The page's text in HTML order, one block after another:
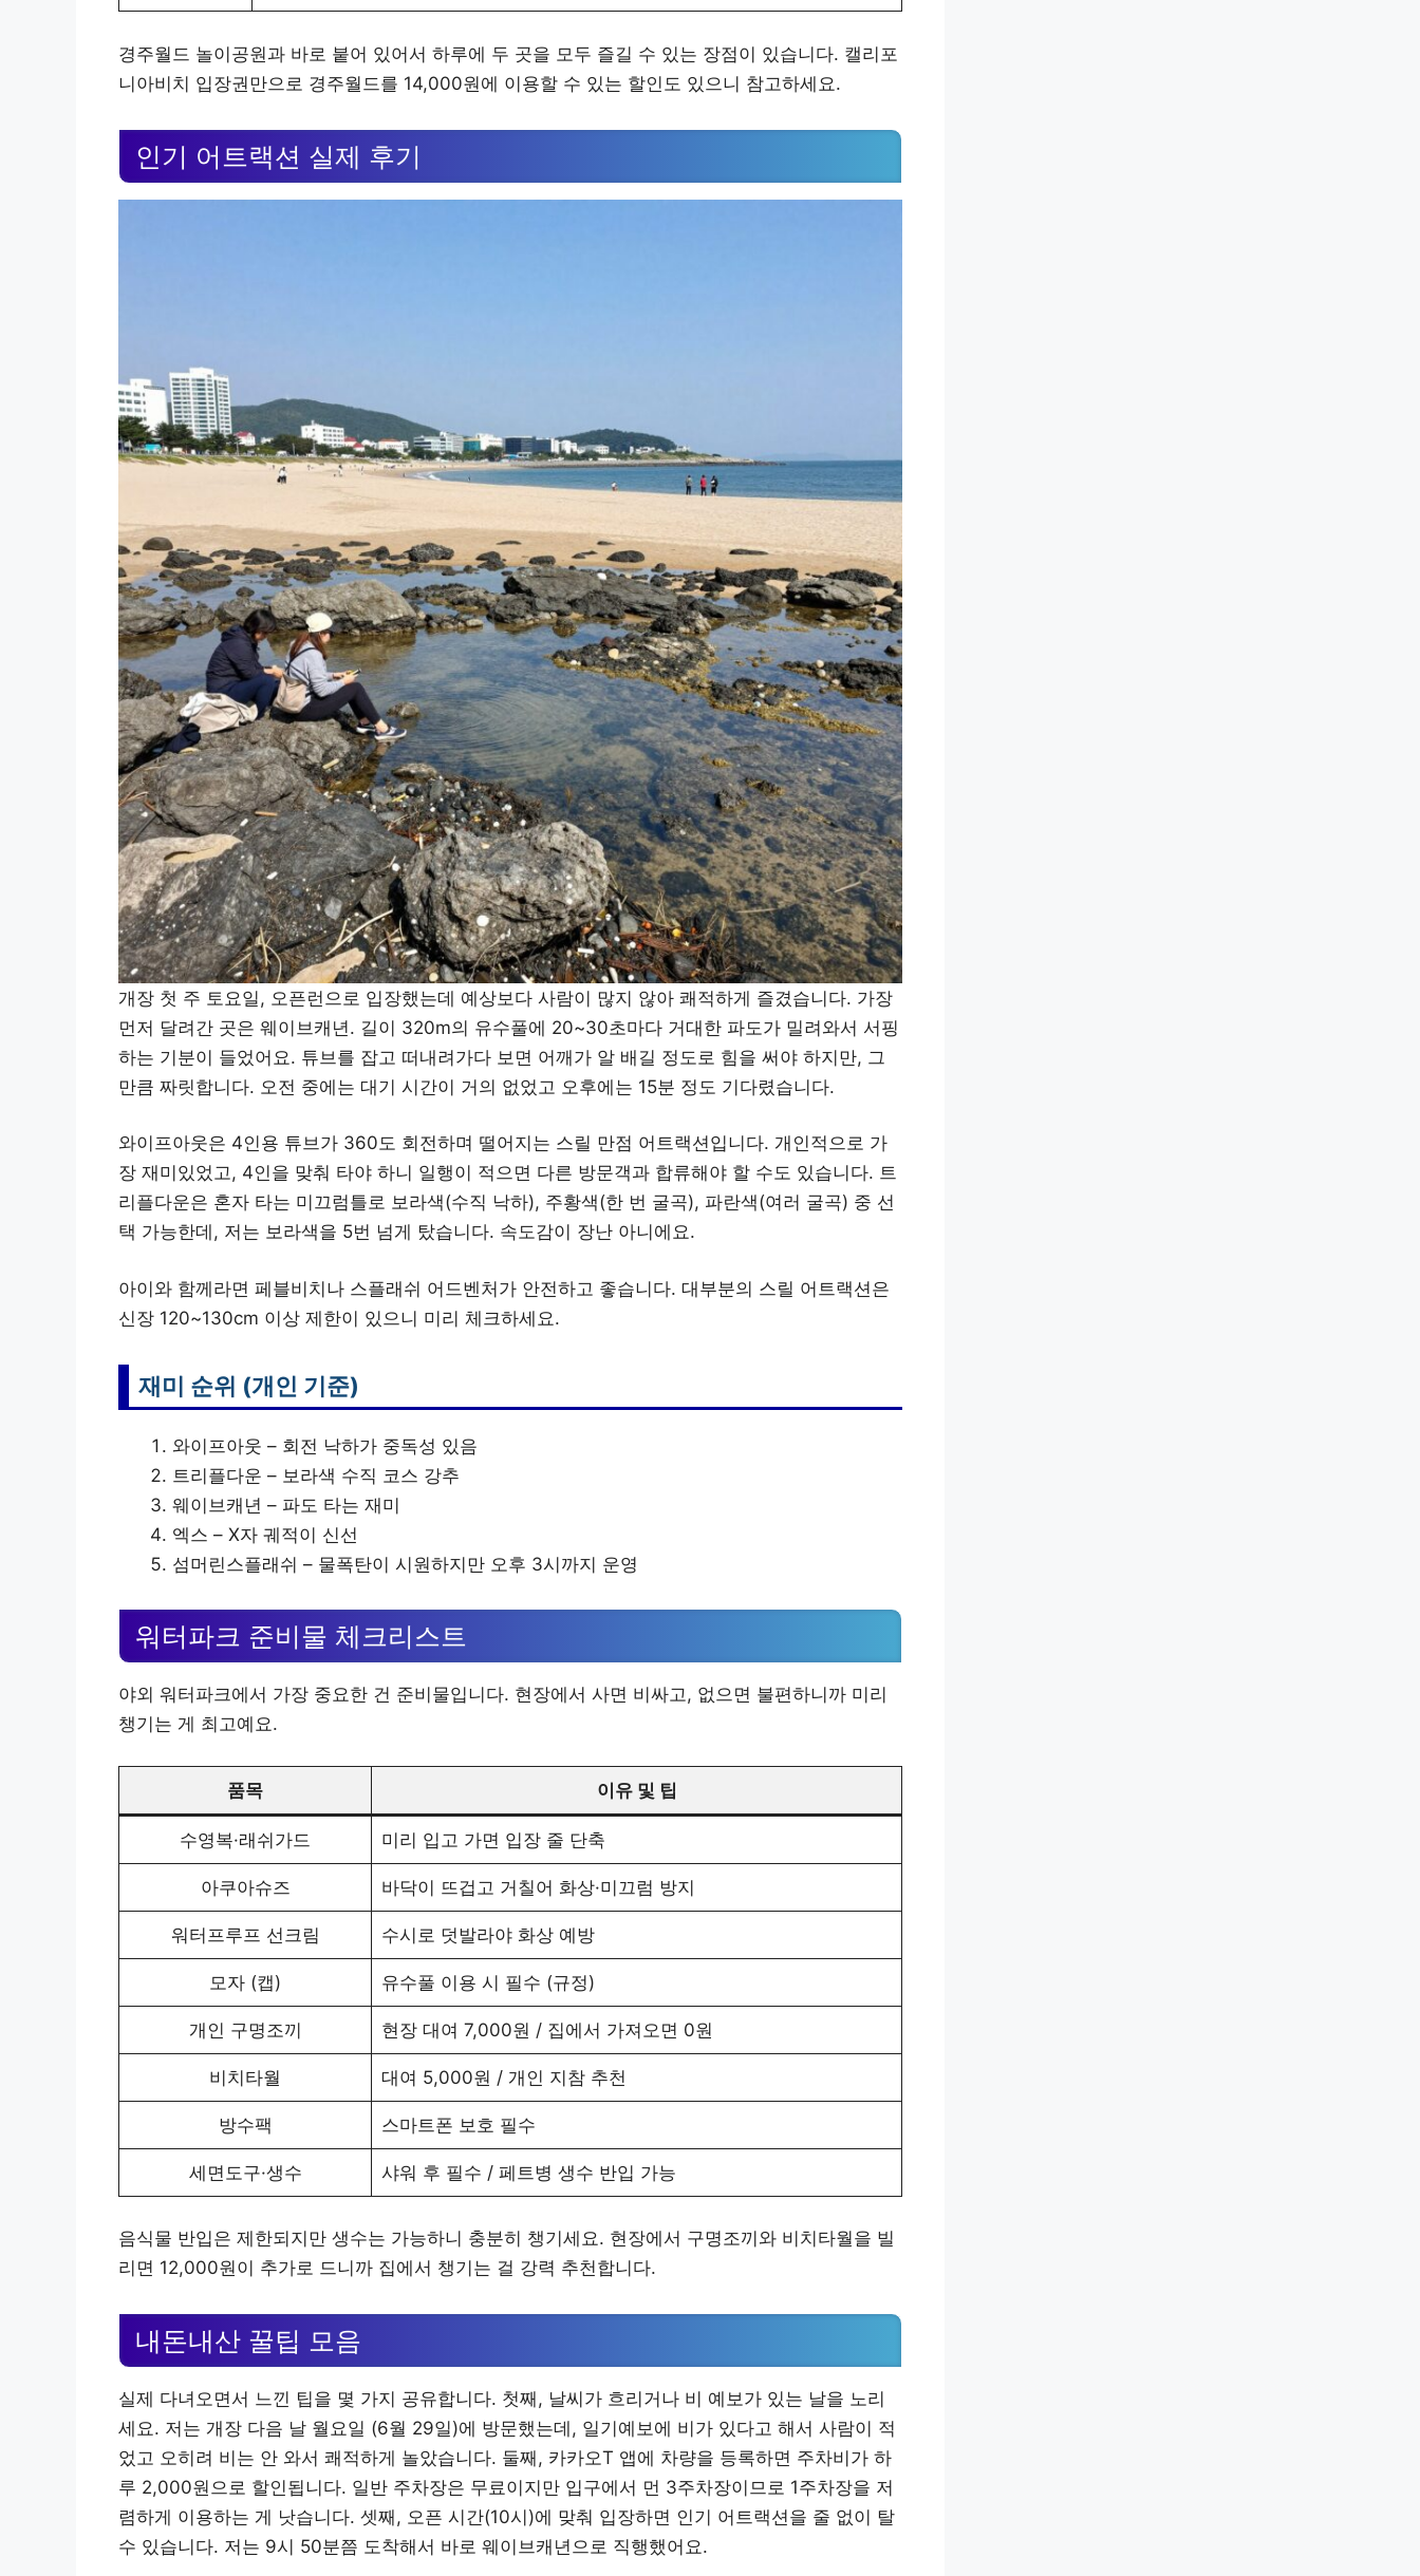
경주월드 놀이공원과 바로 붙어 있어서 하루에 두 곳을 모두 즐길 수 있는 장점이 있습니다. 캘리포
니아비치 입장권만으로 경주월드를 14,000원에 이용할 수 있는 할인도 있으니 참고하세요.
인기 어트랙션 실제 후기
개장 첫 주 토요일, 오픈런으로 입장했는데 예상보다 사람이 많지 않아 쾌적하게 즐겼습니다. 가장
먼저 달려간 곳은 웨이브캐년. 길이 320m의 유수풀에 20~30초마다 거대한 파도가 밀려와서 서핑
하는 기분이 들었어요. 튜브를 잡고 떠내려가다 보면 어깨가 알 배길 정도로 힘을 써야 하지만, 그
만큼 짜릿합니다. 오전 중에는 대기 시간이 거의 없었고 오후에는 15분 정도 기다렸습니다.
와이프아웃은 4인용 튜브가 360도 회전하며 떨어지는 스릴 만점 어트랙션입니다. 개인적으로 가
장 재미있었고, 4인을 맞춰 타야 하니 일행이 적으면 다른 방문객과 합류해야 할 수도 있습니다. 트
리플다운은 혼자 타는 미끄럼틀로 보라색(수직 낙하), 주황색(한 번 굴곡), 파란색(여러 굴곡) 중 선
택 가능한데, 저는 보라색을 5번 넘게 탔습니다. 속도감이 장난 아니에요.
아이와 함께라면 페블비치나 스플래쉬 어드벤처가 안전하고 좋습니다. 대부분의 스릴 어트랙션은
신장 120~130cm 이상 제한이 있으니 미리 체크하세요.
재미 순위 (개인 기준)
와이프아웃 – 회전 낙하가 중독성 있음
트리플다운 – 보라색 수직 코스 강추
웨이브캐년 – 파도 타는 재미
엑스 – X자 궤적이 신선
섬머린스플래쉬 – 물폭탄이 시원하지만 오후 3시까지 운영
워터파크 준비물 체크리스트
야외 워터파크에서 가장 중요한 건 준비물입니다. 현장에서 사면 비싸고, 없으면 불편하니까 미리
챙기는 게 최고예요.
품목 이유 및 팁
수영복·래쉬가드 미리 입고 가면 입장 줄 단축
아쿠아슈즈 바닥이 뜨겁고 거칠어 화상·미끄럼 방지
워터프루프 선크림 수시로 덧발라야 화상 예방
모자 (캡) 유수풀 이용 시 필수 (규정)
개인 구명조끼 현장 대여 7,000원 / 집에서 가져오면 0원
비치타월 대여 5,000원 / 개인 지참 추천
방수팩 스마트폰 보호 필수
세면도구·생수 샤워 후 필수 / 페트병 생수 반입 가능
음식물 반입은 제한되지만 생수는 가능하니 충분히 챙기세요. 현장에서 구명조끼와 비치타월을 빌
리면 12,000원이 추가로 드니까 집에서 챙기는 걸 강력 추천합니다.
내돈내산 꿀팁 모음
실제 다녀오면서 느낀 팁을 몇 가지 공유합니다. 첫째, 날씨가 흐리거나 비 예보가 있는 날을 노리
세요. 저는 개장 다음 날 월요일 (6월 29일)에 방문했는데, 일기예보에 비가 있다고 해서 사람이 적
었고 오히려 비는 안 와서 쾌적하게 놀았습니다. 둘째, 카카오T 앱에 차량을 등록하면 주차비가 하
루 2,000원으로 할인됩니다. 일반 주차장은 무료이지만 입구에서 먼 3주차장이므로 1주차장을 저
렴하게 이용하는 게 낫습니다. 셋째, 오픈 시간(10시)에 맞춰 입장하면 인기 어트랙션을 줄 없이 탈
수 있습니다. 저는 9시 50분쯤 도착해서 바로 웨이브캐년으로 직행했어요.